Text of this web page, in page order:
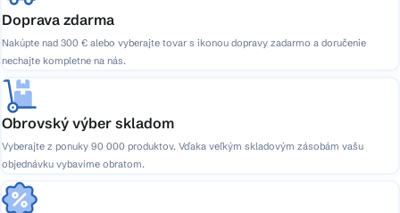
Doprava zdarma
Nakúpte nad 300 € alebo vyberajte tovar s ikonou dopravy zadarmo a doručenie
nechajte kompletne na nás.
Obrovský výber skladom
Vyberajte z ponuky 90 000 produktov. Vďaka veľkým skladovým zásobám vašu
objednávku vybavíme obratom.